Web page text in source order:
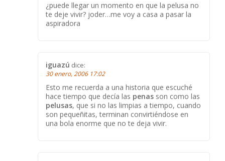
¿puede llegar un momento en que la pelusa no
te deje vivir? joder…me voy a casa a pasar la
aspiradora
iguazú dice:
30 enero, 2006 17:02
Esto me recuerda a una historia que escuché
hace tiempo que decía las penas son como las
pelusas, que si no las limpias a tiempo, cuando
son pequeñitas, terminan convirtiéndose en
una bola enorme que no te deja vivir.